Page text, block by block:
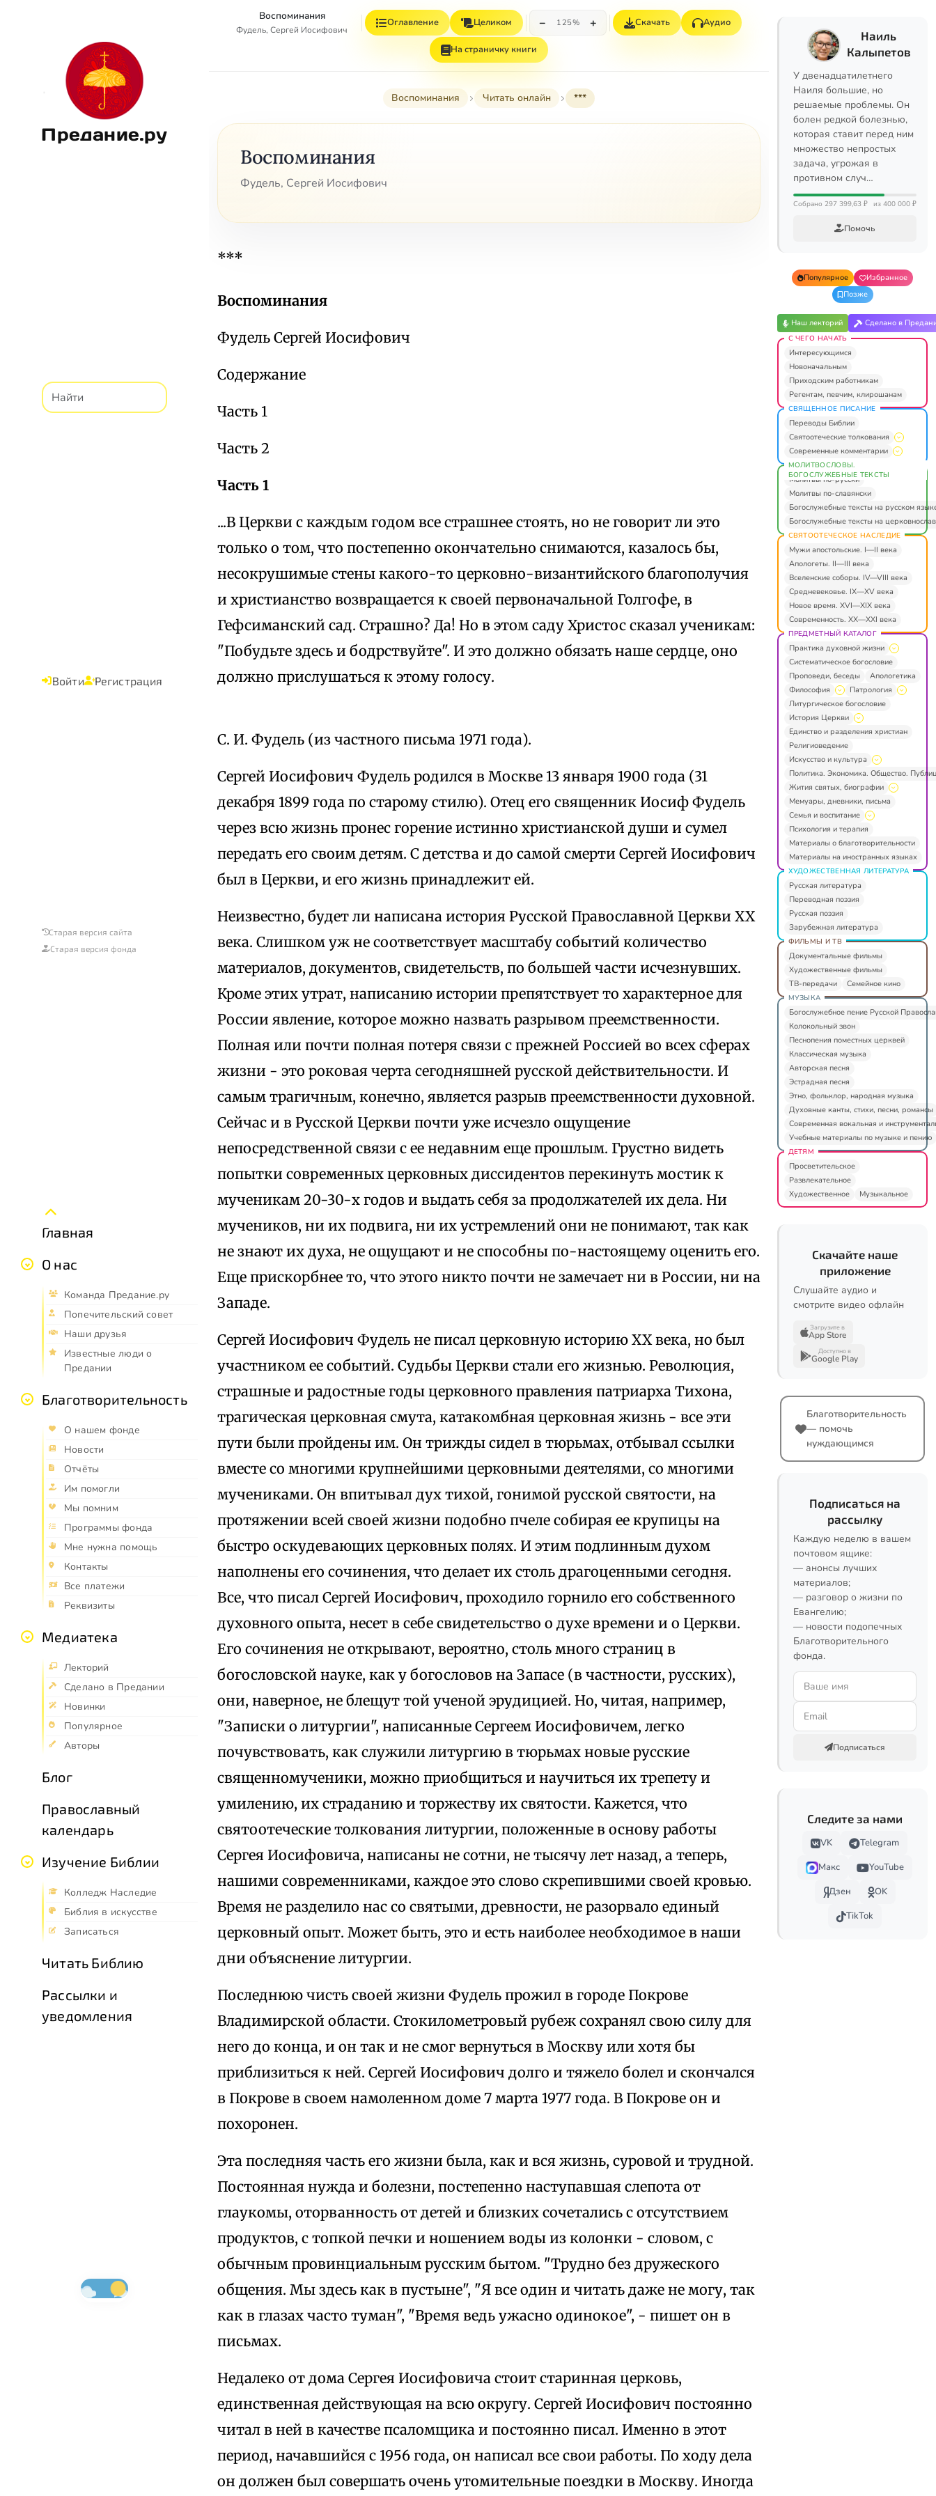
Предание.ру
Войти Регистрация
Старая версия сайта
Старая версия фонда
Главная
О нас
Команда Предание.ру
Попечительский совет
Наши друзья
Известные люди о
Предании
Благотворительность
О нашем фонде
Новости
Отчёты
Им помогли
Мы помним
Программы фонда
Мне нужна помощь
Контакты
Все платежи
Реквизиты
Медиатека
Лекторий
Сделано в Предании
Новинки
Популярное
Авторы
Блог
Православный
календарь
Изучение Библии
Колледж Наследие
Библия в искусстве
Записаться
Читать Библию
Рассылки и
уведомления
Воспоминания
Фудель, Сергей Иосифович
Оглавление Целиком − 125% + Скачать Аудио
На страничку книги
Воспоминания Читать онлайн ***
Воспоминания
Фудель, Сергей Иосифович
***
Воспоминания
Фудель Сергей Иосифович
Содержание
Часть 1
Часть 2
Часть 1
...В Церкви с каждым годом все страшнее стоять, но не говорит ли это
только о том, что постепенно окончательно снимаются, казалось бы,
несокрушимые стены какого-то церковно-византийского благополучия
и христианство возвращается к своей первоначальной Голгофе, в
Гефсиманский сад. Страшно? Да! Но в этом саду Христос сказал ученикам:
"Побудьте здесь и бодрствуйте". И это должно обязать наше сердце, оно
должно прислушаться к этому голосу.
С. И. Фудель (из частного письма 1971 года).
Сергей Иосифович Фудель родился в Москве 13 января 1900 года (31
декабря 1899 года по старому стилю). Отец его священник Иосиф Фудель
через всю жизнь пронес горение истинно христианской души и сумел
передать его своим детям. С детства и до самой смерти Сергей Иосифович
был в Церкви, и его жизнь принадлежит ей.
Неизвестно, будет ли написана история Русской Православной Церкви XX
века. Слишком уж не соответствует масштабу событий количество
материалов, документов, свидетельств, по большей части исчезнувших.
Кроме этих утрат, написанию истории препятствует то характерное для
России явление, которое можно назвать разрывом преемственности.
Полная или почти полная потеря связи с прежней Россией во всех сферах
жизни - это роковая черта сегодняшней русской действительности. И
самым трагичным, конечно, является разрыв преемственности духовной.
Сейчас и в Русской Церкви почти уже исчезло ощущение
непосредственной связи с ее недавним еще прошлым. Грустно видеть
попытки современных церковных диссидентов перекинуть мостик к
мученикам 20-30-х годов и выдать себя за продолжателей их дела. Ни
мучеников, ни их подвига, ни их устремлений они не понимают, так как
не знают их духа, не ощущают и не способны по-настоящему оценить его.
Еще прискорбнее то, что этого никто почти не замечает ни в России, ни на
Западе.
Сергей Иосифович Фудель не писал церковную историю XX века, но был
участником ее событий. Судьбы Церкви стали его жизнью. Революция,
страшные и радостные годы церковного правления патриарха Тихона,
трагическая церковная смута, катакомбная церковная жизнь - все эти
пути были пройдены им. Он трижды сидел в тюрьмах, отбывал ссылки
вместе со многими крупнейшими церковными деятелями, со многими
мучениками. Он впитывал дух тихой, гонимой русской святости, на
протяжении всей своей жизни подобно пчеле собирая ее крупицы на
быстро оскудевающих церковных полях. И этим подлинным духом
наполнены его сочинения, что делает их столь драгоценными сегодня.
Все, что писал Сергей Иосифович, проходило горнило его собственного
духовного опыта, несет в себе свидетельство о духе времени и о Церкви.
Его сочинения не открывают, вероятно, столь много страниц в
богословской науке, как у богословов на Запасе (в частности, русских),
они, наверное, не блещут той ученой эрудицией. Но, читая, например,
"Записки о литургии", написанные Сергеем Иосифовичем, легко
почувствовать, как служили литургию в тюрьмах новые русские
священномученики, можно приобщиться и научиться их трепету и
умилению, их страданию и торжеству их святости. Кажется, что
святоотеческие толкования литургии, положенные в основу работы
Сергея Иосифовича, написаны не сотни, не тысячу лет назад, а теперь,
нашими современниками, каждое это слово скрепившими своей кровью.
Время не разделило нас со святыми, древности, не разорвало единый
церковный опыт. Может быть, это и есть наиболее необходимое в наши
дни объяснение литургии.
Последнюю чисть своей жизни Фудель прожил в городе Покрове
Владимирской области. Стокилометровый рубеж сохранял свою силу для
него до конца, и он так и не смог вернуться в Москву или хотя бы
приблизиться к ней. Сергей Иосифович долго и тяжело болел и скончался
в Покрове в своем намоленном доме 7 марта 1977 года. В Покрове он и
похоронен.
Эта последняя часть его жизни была, как и вся жизнь, суровой и трудной.
Постоянная нужда и болезни, постепенно наступавшая слепота от
глаукомы, оторванность от детей и близких сочетались с отсутствием
продуктов, с топкой печки и ношением воды из колонки - словом, с
обычным провинциальным русским бытом. "Трудно без дружеского
общения. Мы здесь как в пустыне", "Я все один и читать даже не могу, так
как в глазах часто туман", "Время ведь ужасно одинокое", - пишет он в
письмах.
Недалеко от дома Сергея Иосифовича стоит старинная церковь,
единственная действующая на всю округу. Сергей Иосифович постоянно
читал в ней в качестве псаломщика и постоянно писал. Именно в этот
период, начавшийся с 1956 года, он написал все свои работы. По ходу дела
он должен был совершать очень утомительные поездки в Москву. Иногда
Наиль
Калыпетов
У двенадцатилетнего
Наиля большие, но
решаемые проблемы. Он
болен редкой болезнью,
которая ставит перед ним
множество непростых
задача, угрожая в
противном случ…
Собрано 297 399,63 ₽ из 400 000 ₽
Помочь
Популярное
Избранное
Позже
Наш лекторий Сделано в
С ЧЕГО НАЧАТЬ
Интересующимся
Новоначальным
Приходским работникам
Регентам, певчим, клирошанам
СВЯЩЕННОЕ ПИСАНИЕ
Переводы Библии
Святоотеческие толкования
Современные комментарии
МОЛИТВОСЛОВЫ.
БОГОСЛУЖЕБНЫЕ ТЕКСТЫ
Молитвы по-русски
Молитвы по-славянски
Богослужебные тексты на русском
Богослужебные тексты на
СВЯТООТЕЧЕСКОЕ НАСЛЕДИЕ
Мужи апостольские. I—II века
Апологеты. II—III века
Вселенские соборы. IV—VIII века
Средневековье. IX—XV века
Новое время. XVI—XIX века
Современность. XX—XXI века
ПРЕДМЕТНЫЙ КАТАЛОГ
Практика духовной жизни
Систематическое богословие
Проповеди, беседы
Апологетика
Философия
Патрология
Литургическое богословие
История Церкви
Единство и разделения христиан
Религиоведение
Искусство и культура
Политика. Экономика. Общество.
Жития святых, биографии
Мемуары, дневники, письма
Семья и воспитание
Психология и терапия
Материалы о благотворительности
Материалы на иностранных языках
ХУДОЖЕСТВЕННАЯ ЛИТЕРАТУРА
Русская литература
Переводная поэзия
Русская поэзия
Зарубежная литература
ФИЛЬМЫ И ТВ
Документальные фильмы
Художественные фильмы
ТВ-передачи
Семейное кино
МУЗЫКА
Богослужебное пение Русской
Колокольный звон
Песнопения поместных церквей
Классическая музыка
Авторская песня
Эстрадная песня
Этно, фольклор, народная музыка
Духовные канты, стихи, песни, романсы
Современная вокальная и
Учебные материалы по музыке и пению
ДЕТЯМ
Просветительское
Развлекательное
Художественное
Музыкальное
Скачайте наше
приложение
Слушайте аудио и
смотрите видео офлайн
Загрузите в
App Store
Доступно в
Google Play
Благотворительность
— помочь
нуждающимся
Подписаться на
рассылку
Каждую неделю в вашем
почтовом ящике:
— анонсы лучших
материалов;
— разговор о жизни по
Евангелию;
— новости подопечных
Благотворительного
фонда.
Подписаться
Следите за нами
VK
Telegram
Макс
YouTube
Дзен
OK
TikTok